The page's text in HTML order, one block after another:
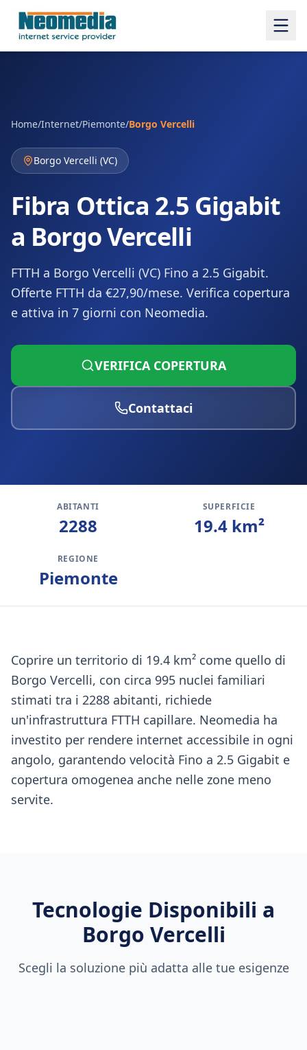
Home/Internet/Piemonte/Borgo Vercelli
Borgo Vercelli (VC)
Fibra Ottica 2.5 Gigabit
a Borgo Vercelli
FTTH a Borgo Vercelli (VC) Fino a 2.5 Gigabit.
Offerte FTTH da €27,90/mese. Verifica copertura
e attiva in 7 giorni con Neomedia.
VERIFICA COPERTURA
Contattaci
ABITANTI
2288
SUPERFICIE
19.4km²
REGIONE
Piemonte
Coprire un territorio di 19.4 km² come quello di
Borgo Vercelli, con circa 995 nuclei familiari
stimati tra i 2288 abitanti, richiede
un'infrastruttura FTTH capillare. Neomedia ha
investito per rendere internet accessibile in ogni
angolo, garantendo velocità Fino a 2.5 Gigabit e
copertura omogenea anche nelle zone meno
servite.
Tecnologie Disponibili a
Borgo Vercelli
Scegli la soluzione più adatta alle tue esigenze